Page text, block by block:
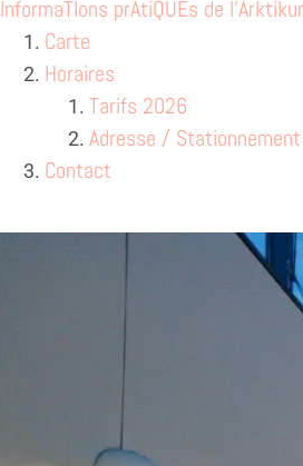
InformaTIons prAtiQUEs de
Carte
Horaires
Tarifs 2026
Adresse / Stationnement
Contact